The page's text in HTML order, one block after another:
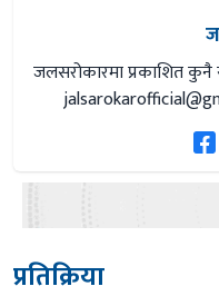
जलसरोकारमा प्रकाशित कुनै
प्रतिक्रिया